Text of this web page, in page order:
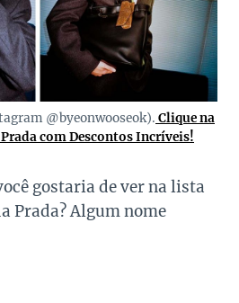
@byeonwooseok). Clique na
com Descontos Incríveis!
gostaria de ver na lista
Prada? Algum nome